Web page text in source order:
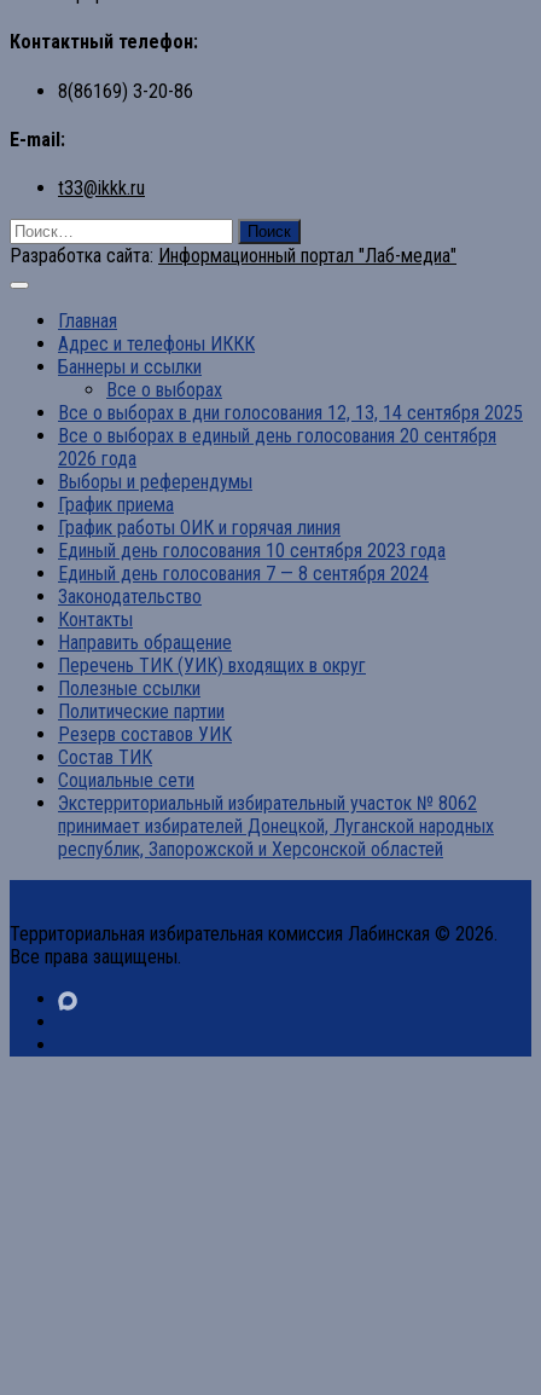
Контактный телефон:
8(86169) 3-20-86
E-mail:
t33@ikkk.ru
Найти:
Разработка сайта: Информационный портал "Лаб-медиа"
Главная
Адрес и телефоны ИККК
Баннеры и ссылки
Все о выборах
Все о выборах в дни голосования 12, 13, 14 сентября 2025
Все о выборах в единый день голосования 20 сентября
2026 года
Выборы и референдумы
График приема
График работы ОИК и горячая линия
Единый день голосования 10 сентября 2023 года
Единый день голосования 7 — 8 сентября 2024
Законодательство
Контакты
Направить обращение
Перечень ТИК (УИК) входящих в округ
Полезные ссылки
Политические партии
Резерв составов УИК
Состав ТИК
Социальные сети
Экстерриториальный избирательный участок № 8062
принимает избирателей Донецкой, Луганской народных
республик, Запорожской и Херсонской областей
Территориальная избирательная комиссия Лабинская © 2026.
Все права защищены.